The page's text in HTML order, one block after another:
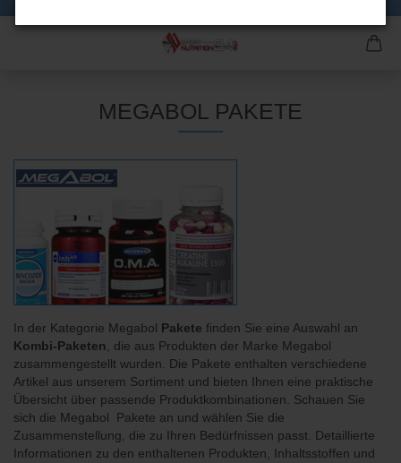
MEGABOL PAKETE
In der Kategorie Megabol Pakete finden Sie eine Auswahl an
Kombi-Paketen , die aus Produkten der Marke Megabol
zusammengestellt wurden. Die Pakete enthalten verschiedene
Artikel aus unserem Sortiment und bieten Ihnen eine praktische
Übersicht über passende Produktkombinationen. Schauen Sie
sich die Megabol Pakete an und wählen Sie die
Zusammenstellung, die zu Ihren Bedürfnissen passt. Detaillierte
Informationen zu den enthaltenen Produkten, Inhaltsstoffen und